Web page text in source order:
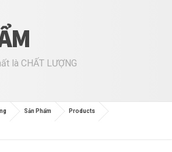
là CHẤT LƯỢNG
Sản Phẩm Products